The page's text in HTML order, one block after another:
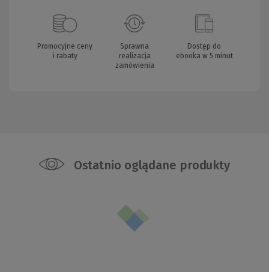
Promocyjne ceny
i rabaty
Sprawna
realizacja
zamówienia
Dostęp do
ebooka w 5 minut
Ostatnio oglądane produkty